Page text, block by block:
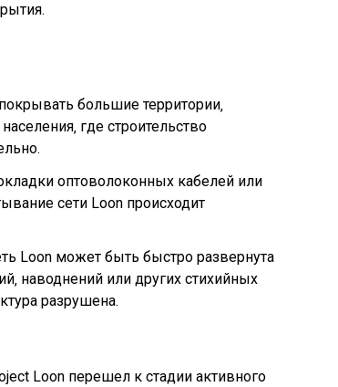
большие территории‚
где строительство
оптоволоконных кабелей или
сети Loon происходит
Loon может быть быстро развернута
наводнений или других стихийных
разрушена.
Loon перешел к стадии активного